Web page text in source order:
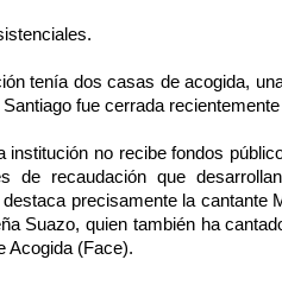
tenía dos casas de acogida,
Santiago fue cerrada
institución no recibe fondos
de recaudación que
precisamente la cantante
Suazo, quien también ha
Acogida (Face).